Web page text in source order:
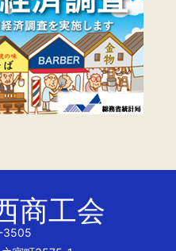
商工会
3505